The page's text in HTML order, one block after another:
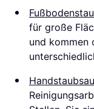
für große
und kommen